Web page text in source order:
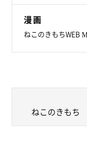
漫画
ねこのきもちWEB
ねこのきもち